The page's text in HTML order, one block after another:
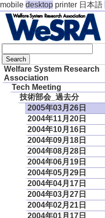
mobile desktop printer 日本語
Welfare System Research
Association
Tech Meeting
技術部会_過去分
2005年03月26日
2004年11月20日
2004年10月16日
2004年09月18日
2004年08月28日
2004年06月19日
2004年05月29日
2004年04月17日
2004年03月27日
2004年02月21日
2004年01月17日